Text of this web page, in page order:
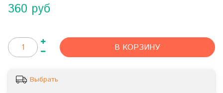
360 руб
В КОРЗИНУ
Выбрать